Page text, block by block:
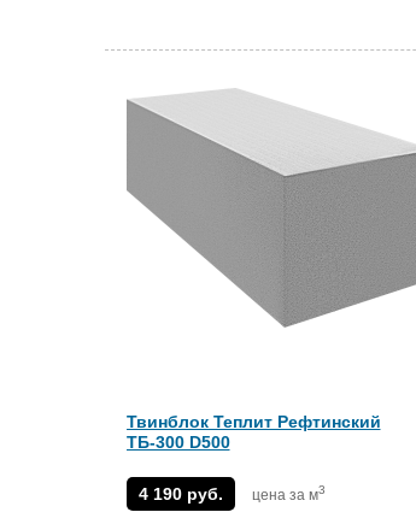
Твинблок Теплит Рефтинский
ТБ-300 D500
4 190 руб. цена за м3